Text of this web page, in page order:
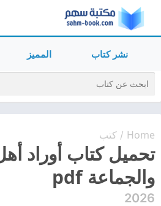
نشر كتاب المميز
Home
/ كتب
تحميل كتاب أوراد
والجماعة pdf
2026